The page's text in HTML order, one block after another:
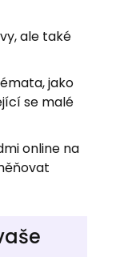
ale také
jako
se malé
online na